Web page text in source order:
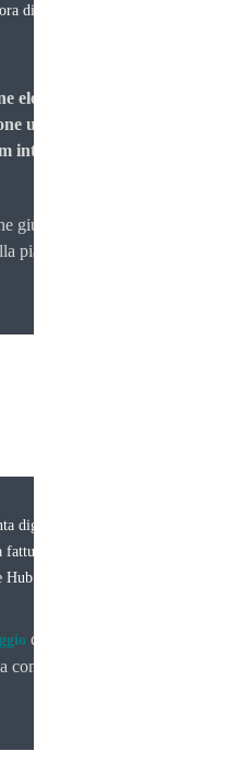
disponibile la
elettronica
unica di
integrata ai
giusta per
piattaforma
digitale. Ecco
Hub
della
con Software